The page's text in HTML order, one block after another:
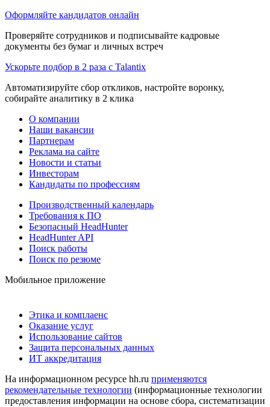
Оформляйте кандидатов онлайн
Проверяйте сотрудников и подписывайте кадровые
документы без бумаг и личных встреч
Ускорьте подбор в 2 раза с Talantix
Автоматизируйте сбор откликов, настройте воронку,
собирайте аналитику в 2 клика
О компании
Наши вакансии
Партнерам
Реклама на сайте
Новости и статьи
Инвесторам
Кандидаты по профессиям
Производственный календарь
Требования к ПО
Безопасный HeadHunter
HeadHunter API
Поиск работы
Поиск по резюме
Мобильное приложение
Этика и комплаенс
Оказание услуг
Использование сайтов
Защита персональных данных
ИТ аккредитация
На информационном ресурсе hh.ru применяются
рекомендательные технологии (информационные технологии
предоставления информации на основе сбора, систематизации